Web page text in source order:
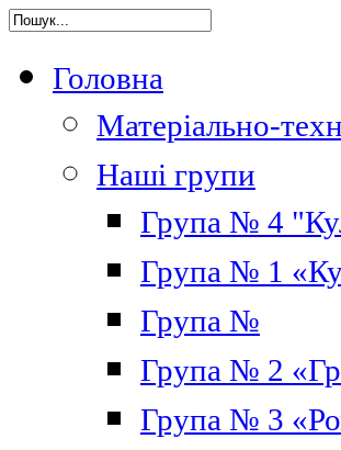
Головна
Матеріально-
Наші групи
Група № 4
Група № 1
Група №
Група № 2
Група № 3